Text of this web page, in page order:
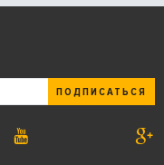
ПОДПИСАТЬСЯ